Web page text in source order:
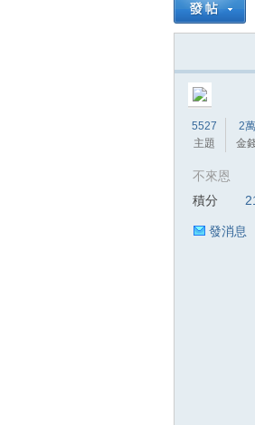
5527
主題
2萬
金
不來恩
積分
發消息